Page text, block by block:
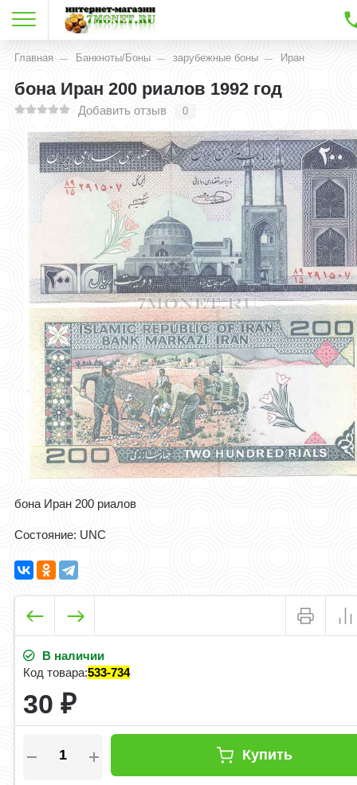
Главная Банкноты/Боны зарубежные боны Иран
бона Иран 200 риалов 1992 год
Добавить отзыв 0
бона Иран 200 риалов
Состояние: UNC
В наличии
Код товара:533-734
30₽
Купить